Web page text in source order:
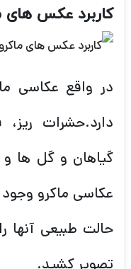
کاربرد عکس
در واقع عکاسی
دارد.حشرات
گیاهان و گل ها و
عکاسی ماکرو
حالت طبیعی آنها
تصویر کشید.